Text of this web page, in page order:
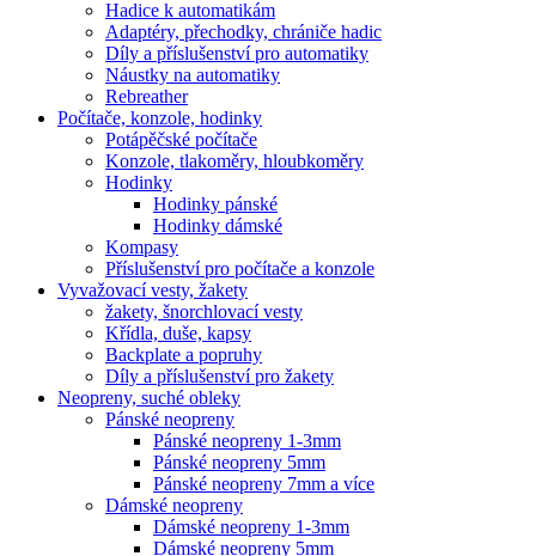
Hadice k automatikám
Adaptéry, přechodky, chrániče hadic
Díly a příslušenství pro automatiky
Náustky na automatiky
Rebreather
Počítače, konzole, hodinky
Potápěčské počítače
Konzole, tlakoměry, hloubkoměry
Hodinky
Hodinky pánské
Hodinky dámské
Kompasy
Příslušenství pro počítače a konzole
Vyvažovací vesty, žakety
žakety, šnorchlovací vesty
Křídla, duše, kapsy
Backplate a popruhy
Díly a příslušenství pro žakety
Neopreny, suché obleky
Pánské neopreny
Pánské neopreny 1-3mm
Pánské neopreny 5mm
Pánské neopreny 7mm a více
Dámské neopreny
Dámské neopreny 1-3mm
Dámské neopreny 5mm